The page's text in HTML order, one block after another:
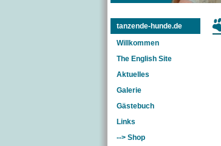
tanzende-hunde.de
Willkommen
The English Site
Aktuelles
Galerie
Gästebuch
Links
--> Shop